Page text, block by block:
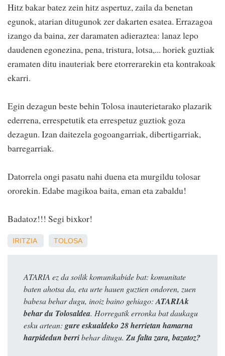
Hitz bakar batez zein hitz aspertuz, zaila da benetan
egunok, atarian ditugunok zer dakarten esatea. Errazagoa
izango da baina, zer daramaten adieraztea: lanaz lepo
daudenen egonezina, pena, tristura, lotsa,... horiek guztiak
eramaten ditu inauteriak bere etorrerarekin eta kontrakoak
ekarri.
Egin dezagun beste behin Tolosa inauterietarako plazarik
ederrena, errespetutik eta errespetuz guztiok goza
dezagun. Izan daitezela gogoangarriak, dibertigarriak,
barregarriak.
Datorrela ongi pasatu nahi duena eta murgildu tolosar
ororekin. Edabe magikoa baita, eman eta zabaldu!
Badatoz!!! Segi bixkor!
IRITZIA TOLOSA
ATARIA ez da soilik komunikabide bat: komunitate
baten ahotsa da, eta urte hauen guztien ondoren, zuen
babesa behar dugu, inoiz baino gehiago: ATARIAk
behar du Tolosaldea. Horregatik erronka bat daukagu
esku artean: gure eskualdeko 28 herrietan hamarna
harpidedun berribehar ditugu. Zu falta zara, bazatoz?